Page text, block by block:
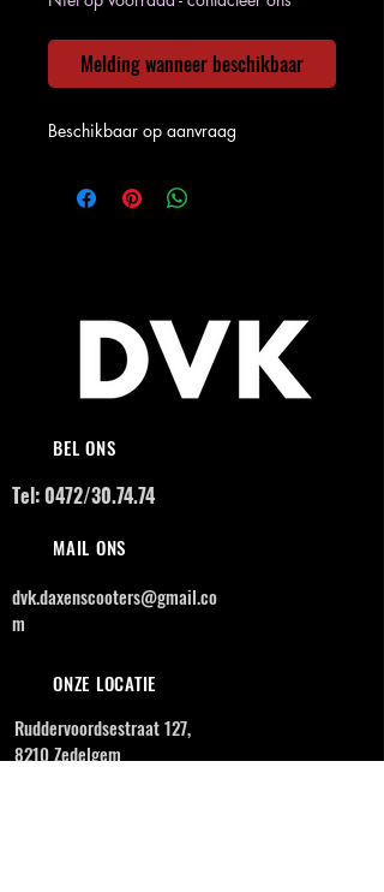
Melding wanneer beschikbaar
Beschikbaar op aanvraag
BEL ONS
Tel: 0472/30.74.74
MAIL ONS
dvk.daxenscooters@gmail.co
m
ONZE LOCATIE
Ruddervoordsestraat 127,
8210 Zedelgem